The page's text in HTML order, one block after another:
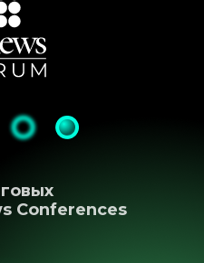
Conferences